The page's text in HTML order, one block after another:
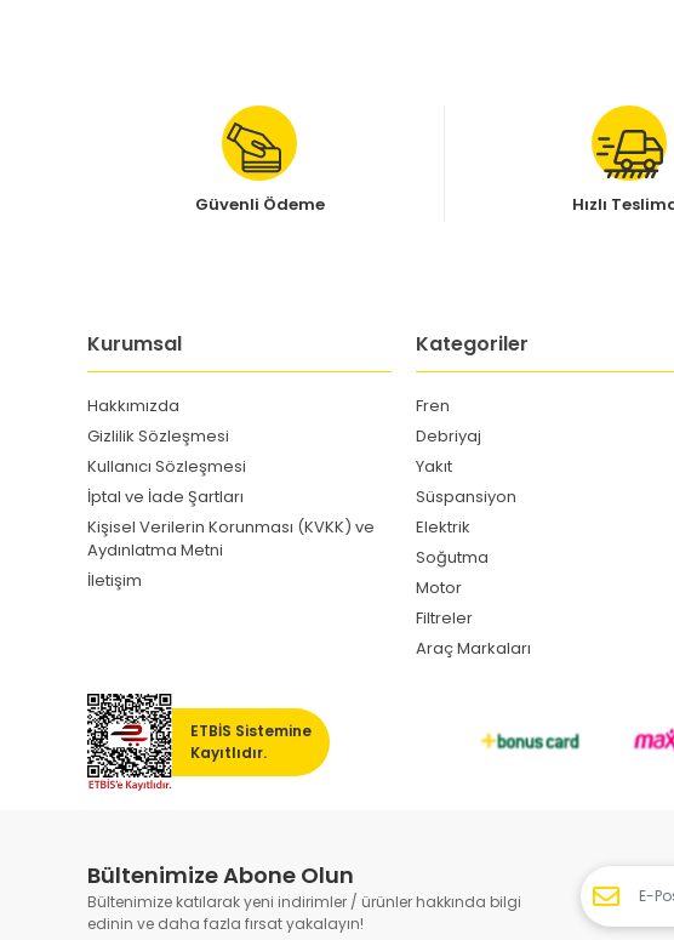
Güvenli Ödeme Hızlı
Kurumsal
Hakkımızda
Gizlilik Sözleşmesi
Kullanıcı Sözleşmesi
İptal ve İade Şartları
Kişisel Verilerin Korunması (KVKK) ve
Aydınlatma Metni
İletişim
Kategoriler
Fren
Debriyaj
Yakıt
Süspansiyon
Elektrik
Soğutma
Motor
Filtreler
Araç Markaları
ETBİS Sistemine
Kayıtlıdır.
Bültenimize Abone Olun
Bültenimize katılarak yeni indirimler / ürünler hakkında bilgi
edinin ve daha fazla fırsat yakalayın!